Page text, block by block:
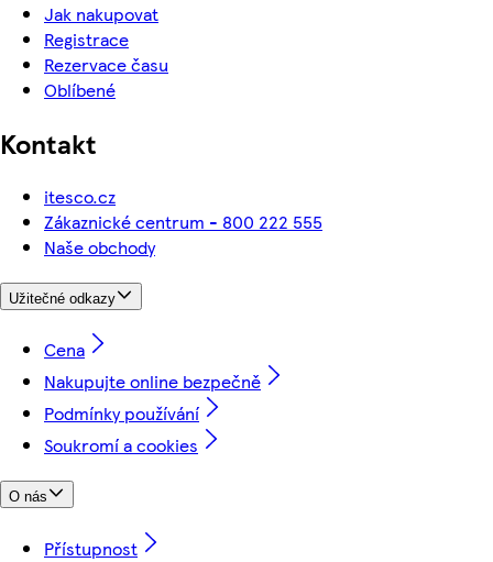
Jak nakupovat
Registrace
Rezervace času
Oblíbené
Kontakt
itesco.cz
Zákaznické centrum - 800 222 555
Naše obchody
Užitečné odkazy
Cena
Nakupujte online bezpečně
Podmínky používání
Soukromí a cookies
O nás
Přístupnost